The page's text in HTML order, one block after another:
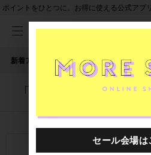
ポイントをひとつに。お得に使える公式アプ
新着アイテム 人気ワード セール
「
関連キーワ